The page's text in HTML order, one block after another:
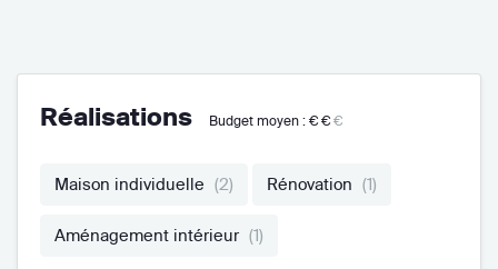
Réalisations Budget moyen : €€€
Maison individuelle (2) Rénovation (1)
Aménagement intérieur (1)